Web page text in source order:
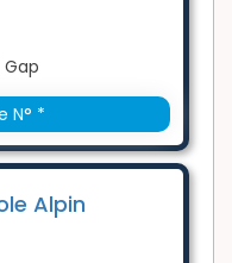
Gap
N° *
Alpin